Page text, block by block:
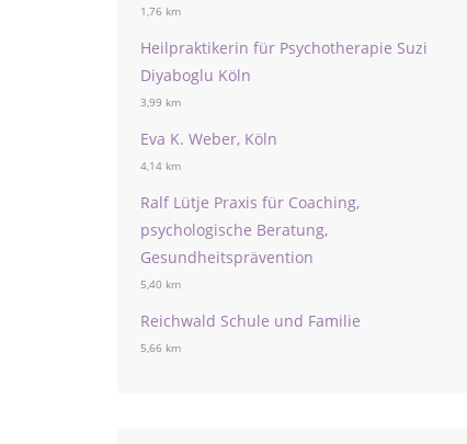
1,76 km
Heilpraktikerin für Psychotherapie Suzi
Diyaboglu Köln
3,99 km
Eva K. Weber, Köln
4,14 km
Ralf Lütje Praxis für Coaching,
psychologische Beratung,
Gesundheitsprävention
5,40 km
Reichwald Schule und Familie
5,66 km